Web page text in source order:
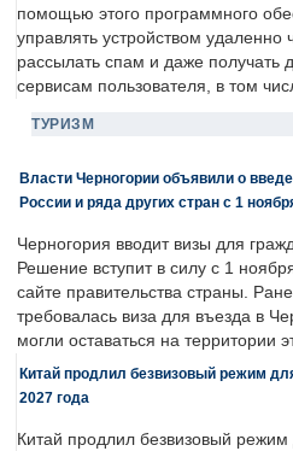
помощью этого программного
управлять устройством удаленно
рассылать спам и даже получать
сервисам пользователя, в том
ТУРИЗМ
Власти Черногории объявили о
России и ряда других стран с 1
Черногория вводит визы для
Решение вступит в силу с 1
сайте правительства страны.
требовалась виза для въезда в
могли оставаться на территории
Китай продлил безвизовый режим
2027 года
Китай продлил безвизовый